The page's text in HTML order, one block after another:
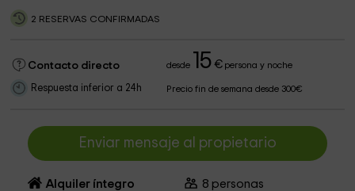
2 RESERVAS CONFIRMADAS
Contacto directo desde 15 €persona y noche
Respuesta inferior a 24h Precio fin de semana desde 300€
Enviar mensaje al propietario
Alquiler íntegro 8 personas